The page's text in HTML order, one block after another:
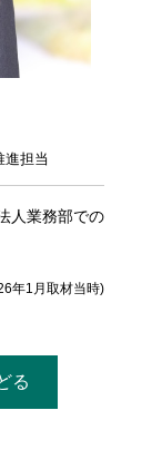
担当
人業務部での
年1月取材当時)
る